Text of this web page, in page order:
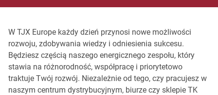
W TJX Europe każdy dzień przynosi nowe możliwości
rozwoju, zdobywania wiedzy i odniesienia sukcesu.
Będziesz częścią naszego energicznego zespołu, który
stawia na różnorodność, współpracę i priorytetowo
traktuje Twój rozwój. Niezależnie od tego, czy pracujesz w
naszym centrum dystrybucyjnym, biurze czy sklepie TK